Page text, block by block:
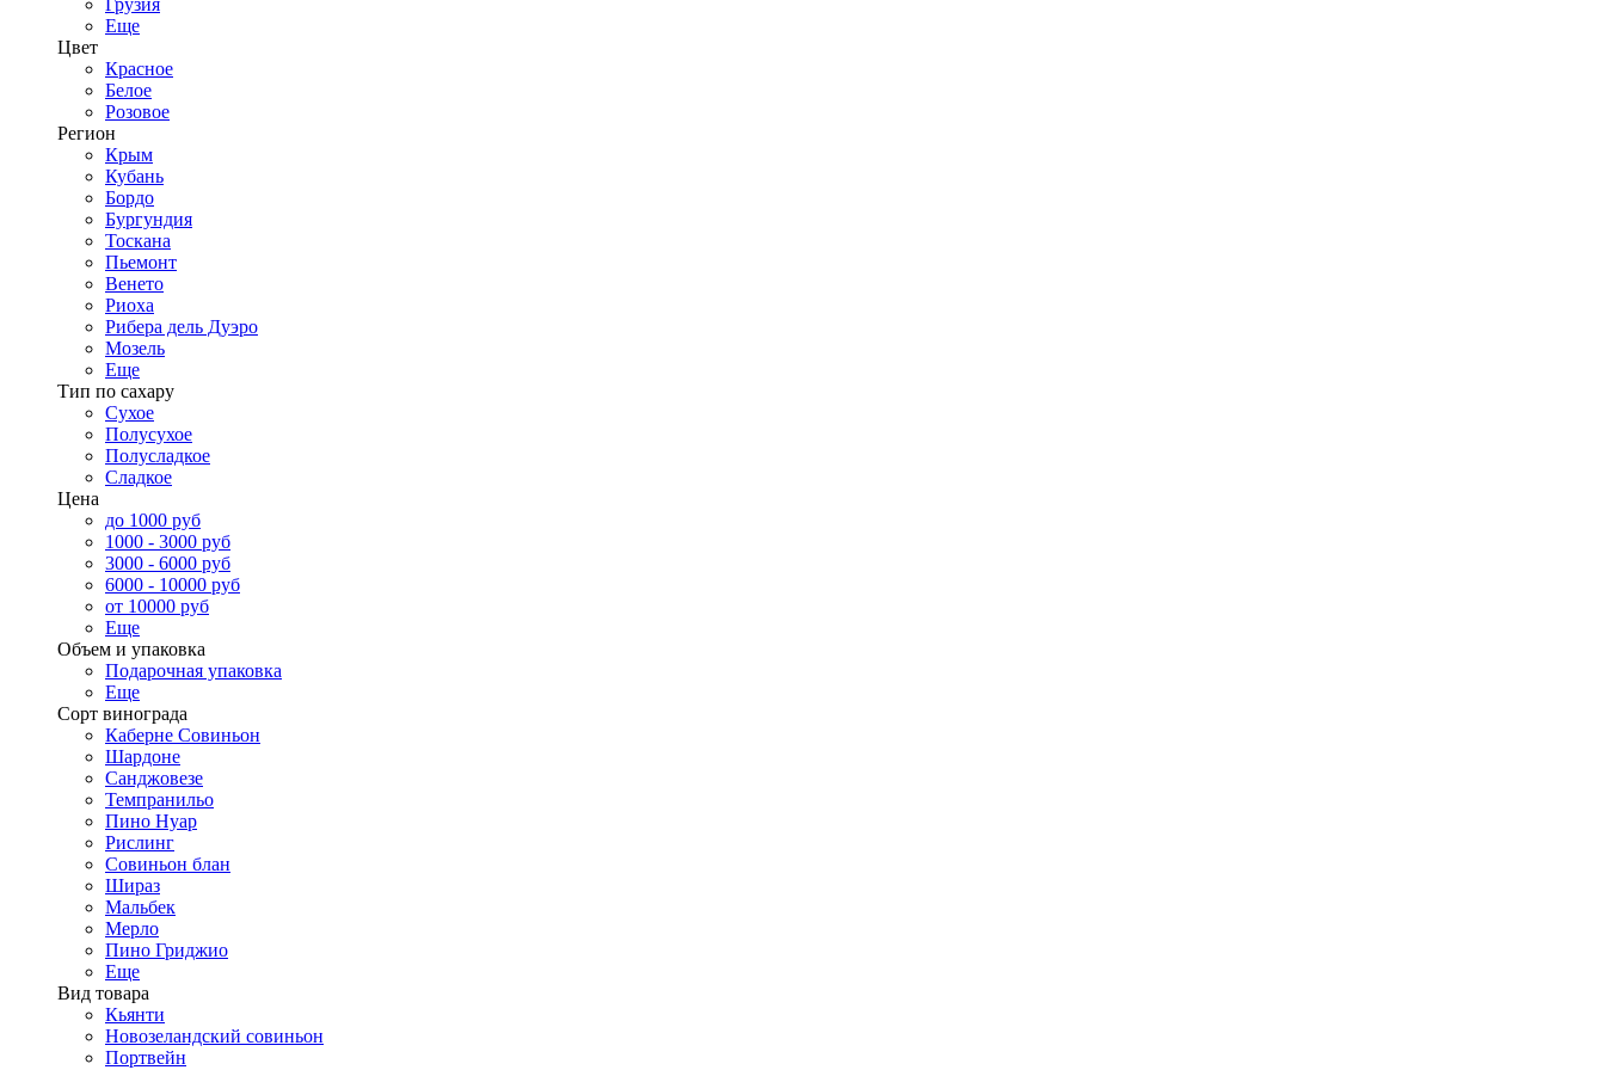
Грузия
Еще
Цвет
Красное
Белое
Розовое
Регион
Крым
Кубань
Бордо
Бургундия
Тоскана
Пьемонт
Венето
Риоха
Рибера дель Дуэро
Мозель
Еще
Тип по сахару
Сухое
Полусухое
Полусладкое
Сладкое
Цена
до 1000 руб
1000 - 3000 руб
3000 - 6000 руб
6000 - 10000 руб
от 10000 руб
Еще
Объем и упаковка
Подарочная упаковка
Еще
Сорт винограда
Каберне Совиньон
Шардоне
Санджовезе
Темпранильо
Пино Нуар
Рислинг
Совиньон блан
Шираз
Мальбек
Мерло
Пино Гриджио
Еще
Вид товара
Кьянти
Новозеландский совиньон
Портвейн